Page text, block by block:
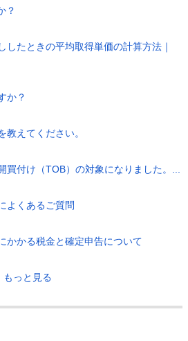
？
したときの平均取得単価の計算方法｜
か？
教えてください。
買付け（TOB）の対象になりました。...
よくあるご質問
かかる税金と確定申告について
もっと見る